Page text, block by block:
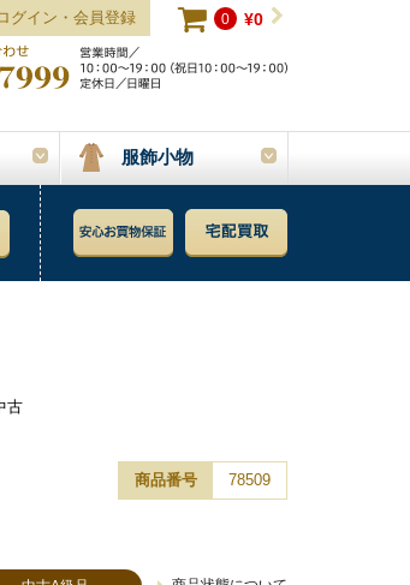
0 ¥0
グイン・会員登録
服飾小物
古
商品番号 78509